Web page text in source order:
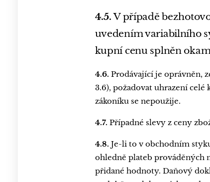
4.5.V případě
uvedením variabilního
kupní cenu splněn
4.6. Prodávající je oprávněn,
3.6), požadovat uhrazení celé
zákoníku se nepoužije.
4.7. Případné slevy z ceny
4.8. Je-li to v obchodním
ohledně plateb prováděných
přidané hodnoty. Daňový